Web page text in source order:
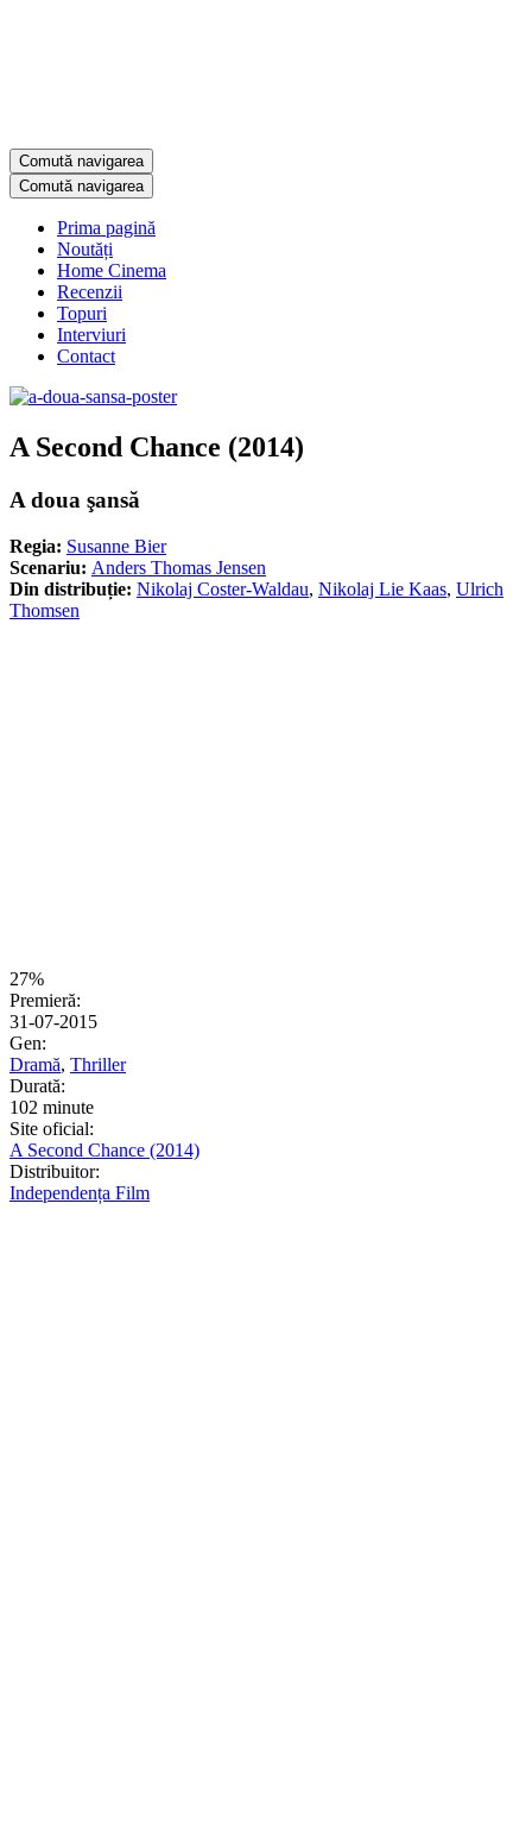
Comută navigarea
Comută navigarea
Prima pagină
Noutăți
Home Cinema
Recenzii
Topuri
Interviuri
Contact
A Second Chance (2014)
A doua şansă
Regia: Susanne Bier
Scenariu: Anders Thomas Jensen
Din distribuție: Nikolaj Coster-Waldau, Nikolaj Lie Kaas, Ulrich
Thomsen
27%
Premieră:
31-07-2015
Gen:
Dramă, Thriller
Durată:
102 minute
Site oficial:
A Second Chance (2014)
Distribuitor:
Independența Film